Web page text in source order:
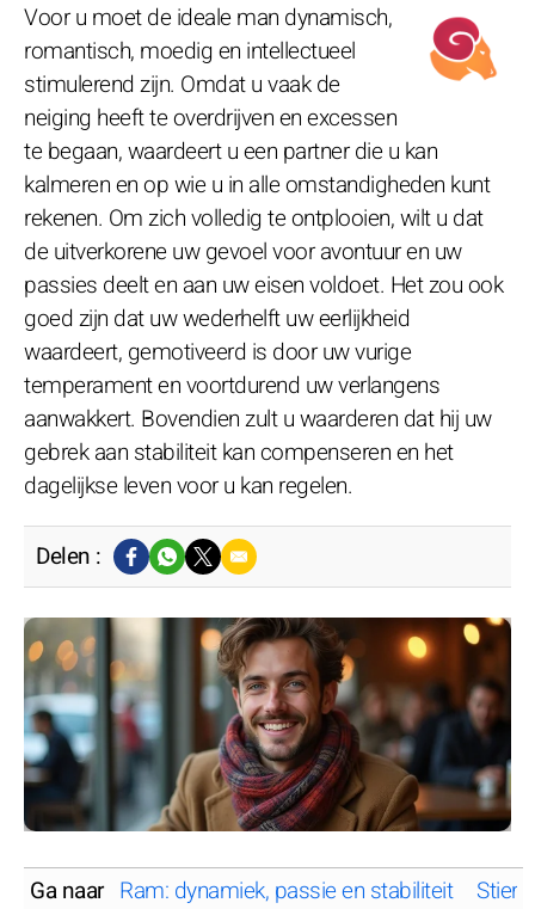
Voor u moet de ideale man dynamisch,
romantisch, moedig en intellectueel
stimulerend zijn. Omdat u vaak de
neiging heeft te overdrijven en excessen
te begaan, waardeert u een partner die u kan
kalmeren en op wie u in alle omstandigheden kunt
rekenen. Om zich volledig te ontplooien, wilt u dat
de uitverkorene uw gevoel voor avontuur en uw
passies deelt en aan uw eisen voldoet. Het zou ook
goed zijn dat uw wederhelft uw eerlijkheid
waardeert, gemotiveerd is door uw vurige
temperament en voortdurend uw verlangens
aanwakkert. Bovendien zult u waarderen dat hij uw
gebrek aan stabiliteit kan compenseren en het
dagelijkse leven voor u kan regelen.
Delen :
Ga naar Ram: dynamiek, passie en stabiliteit Stier: